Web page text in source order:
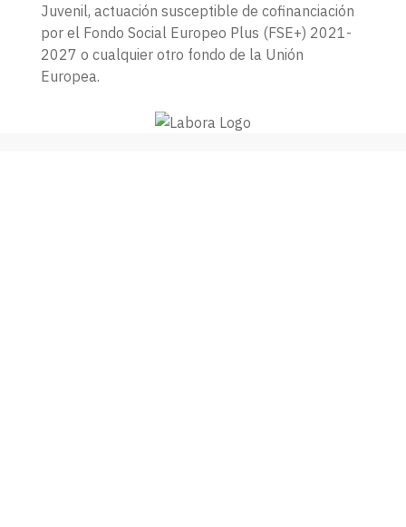
Juvenil, actuación susceptible de cofinanciación
por el Fondo Social Europeo Plus (FSE+) 2021-
2027 o cualquier otro fondo de la Unión
Europea.